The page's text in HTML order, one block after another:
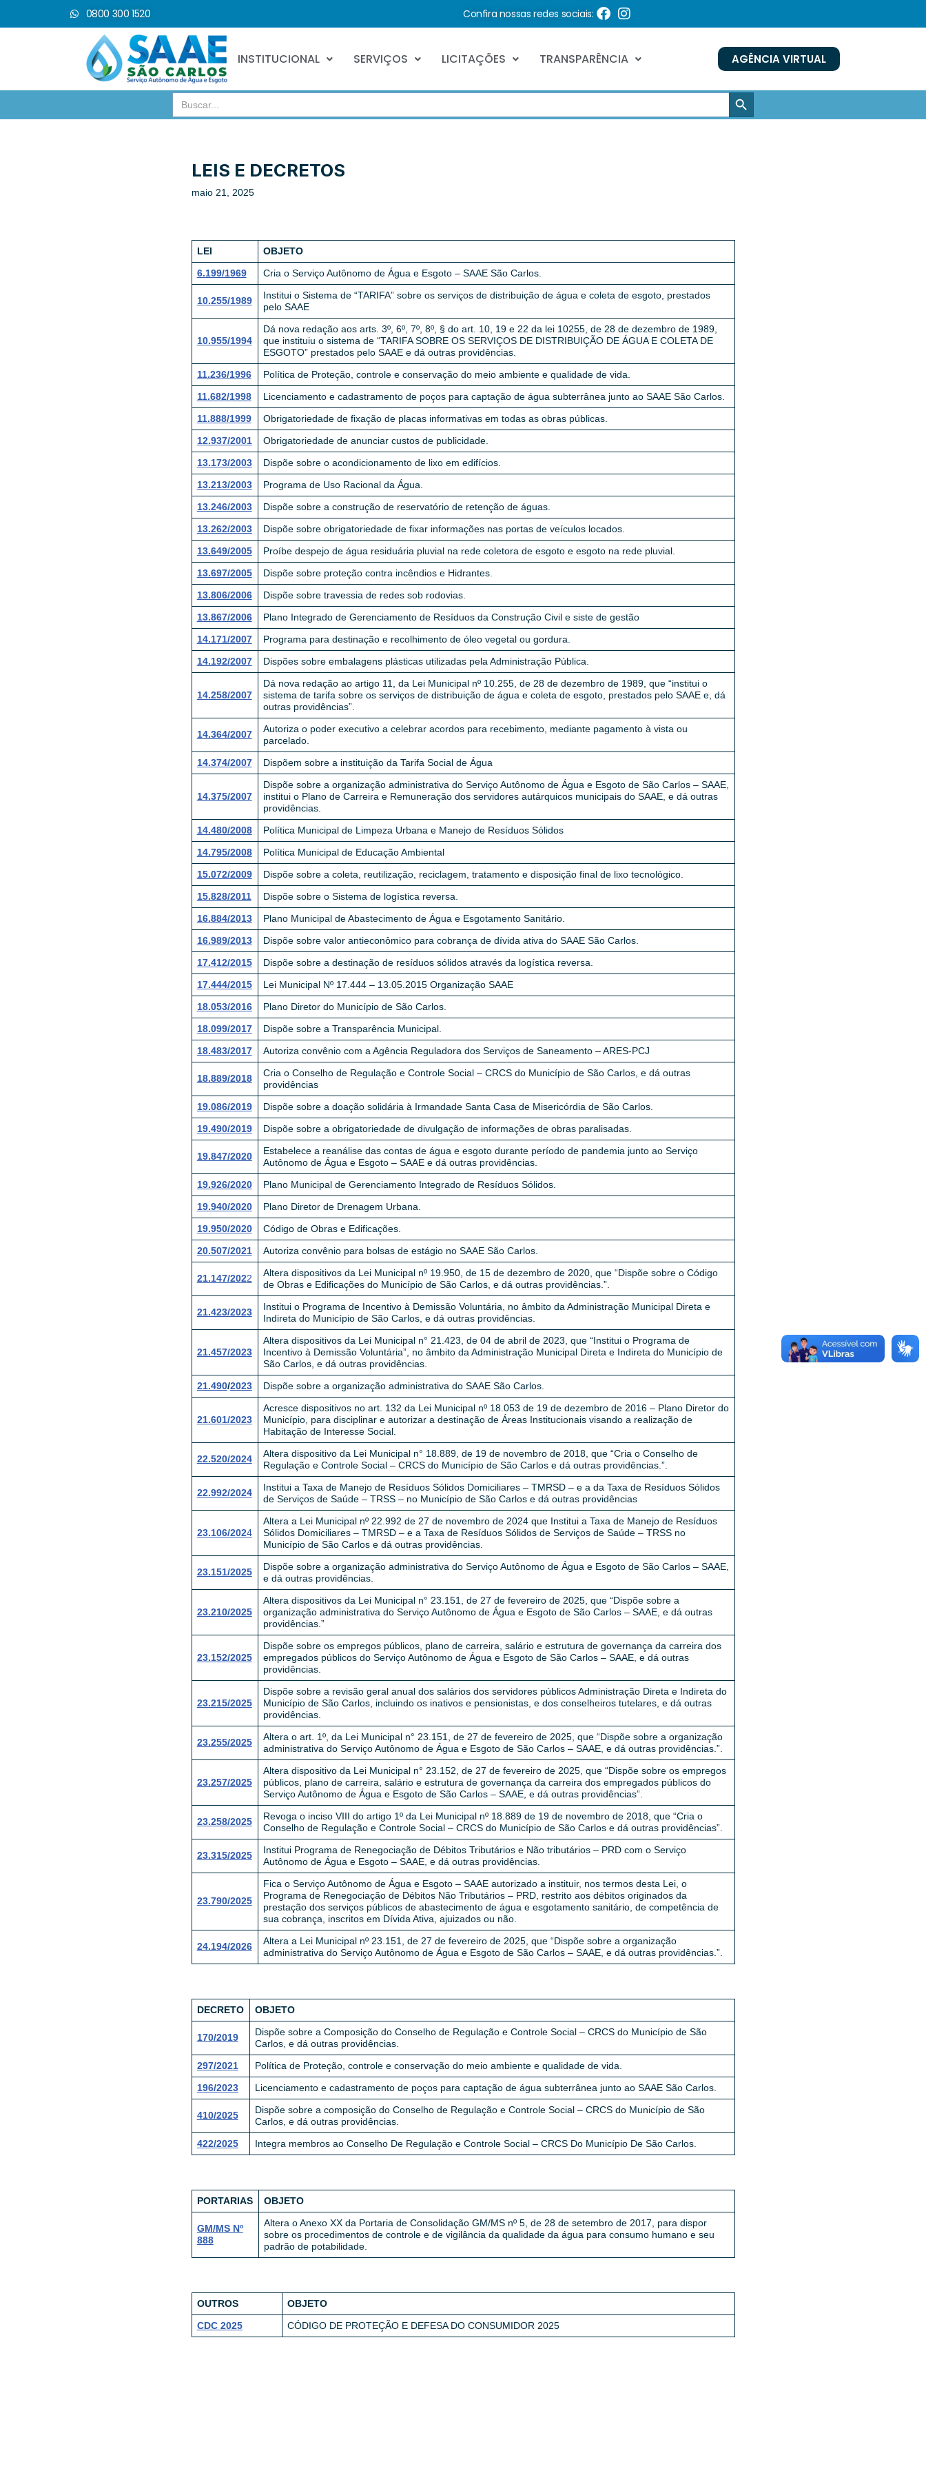
0800 300 1520 Confira nossas redes sociais:
INSTITUCIONAL SERVIÇOS LICITAÇÕES TRANSPARÊNCIA AGÊNCIA VIRTUAL
Search
for:
SEARCH BUTTON
LEIS E DECRETOS
maio 21, 2025
LEI
OBJETO
6.199/1969
Cria o Serviço Autônomo de Água e Esgoto – SAAE São Carlos.
10.255/1989
Institui o Sistema de “TARIFA” sobre os serviços de distribuição de água e coleta de esgoto, prestados
pelo SAAE
10.955/1994
Dá nova redação aos arts. 3º, 6º, 7º, 8º, § do art. 10, 19 e 22 da lei 10255, de 28 de dezembro de 1989,
que instituiu o sistema de “TARIFA SOBRE OS SERVIÇOS DE DISTRIBUIÇÃO DE ÁGUA E COLETA DE
ESGOTO” prestados pelo SAAE e dá outras providências.
11.236/1996
Política de Proteção, controle e conservação do meio ambiente e qualidade de vida.
11.682/1998
Licenciamento e cadastramento de poços para captação de água subterrânea junto ao SAAE São Carlos.
11.888/1999
Obrigatoriedade de fixação de placas informativas em todas as obras públicas.
12.937/2001
Obrigatoriedade de anunciar custos de publicidade.
13.173/2003
Dispõe sobre o acondicionamento de lixo em edifícios.
13.213/2003
Programa de Uso Racional da Água.
13.246/2003
Dispõe sobre a construção de reservatório de retenção de águas.
13.262/2003
Dispõe sobre obrigatoriedade de fixar informações nas portas de veículos locados.
13.649/2005
Proíbe despejo de água residuária pluvial na rede coletora de esgoto e esgoto na rede pluvial.
13.697/2005
Dispõe sobre proteção contra incêndios e Hidrantes.
13.806/2006
Dispõe sobre travessia de redes sob rodovias.
13.867/2006
Plano Integrado de Gerenciamento de Resíduos da Construção Civil e siste de gestão
14.171/2007
Programa para destinação e recolhimento de óleo vegetal ou gordura.
14.192/2007
Dispões sobre embalagens plásticas utilizadas pela Administração Pública.
14.258/2007
Dá nova redação ao artigo 11, da Lei Municipal nº 10.255, de 28 de dezembro de 1989, que “institui o
sistema de tarifa sobre os serviços de distribuição de água e coleta de esgoto, prestados pelo SAAE e, dá
outras providências”.
14.364/2007
Autoriza o poder executivo a celebrar acordos para recebimento, mediante pagamento à vista ou
parcelado.
14.374/2007
Dispõem sobre a instituição da Tarifa Social de Água
14.375/2007
Dispõe sobre a organização administrativa do Serviço Autônomo de Água e Esgoto de São Carlos – SAAE,
institui o Plano de Carreira e Remuneração dos servidores autárquicos municipais do SAAE, e dá outras
providências.
14.480/2008
Política Municipal de Limpeza Urbana e Manejo de Resíduos Sólidos
14.795/2008
Política Municipal de Educação Ambiental
15.072/2009
Dispõe sobre a coleta, reutilização, reciclagem, tratamento e disposição final de lixo tecnológico.
15.828/2011
Dispõe sobre o Sistema de logística reversa.
16.884/2013
Plano Municipal de Abastecimento de Água e Esgotamento Sanitário.
16.989/2013
Dispõe sobre valor antieconômico para cobrança de dívida ativa do SAAE São Carlos.
17.412/2015
Dispõe sobre a destinação de resíduos sólidos através da logística reversa.
17.444/2015
Lei Municipal Nº 17.444 – 13.05.2015 Organização SAAE
18.053/2016
Plano Diretor do Município de São Carlos.
18.099/2017
Dispõe sobre a Transparência Municipal.
18.483/2017
Autoriza convênio com a Agência Reguladora dos Serviços de Saneamento – ARES-PCJ
18.889/2018
Cria o Conselho de Regulação e Controle Social – CRCS do Município de São Carlos, e dá outras
providências
19.086/2019
Dispõe sobre a doação solidária à Irmandade Santa Casa de Misericórdia de São Carlos.
19.490/2019
Dispõe sobre a obrigatoriedade de divulgação de informações de obras paralisadas.
19.847/2020
Estabelece a reanálise das contas de água e esgoto durante período de pandemia junto ao Serviço
Autônomo de Água e Esgoto – SAAE e dá outras providências.
19.926/2020
Plano Municipal de Gerenciamento Integrado de Resíduos Sólidos.
19.940/2020
Plano Diretor de Drenagem Urbana.
19.950/2020
Código de Obras e Edificações.
20.507/2021
Autoriza convênio para bolsas de estágio no SAAE São Carlos.
21.147/2022
Altera dispositivos da Lei Municipal nº 19.950, de 15 de dezembro de 2020, que “Dispõe sobre o Código
de Obras e Edificações do Município de São Carlos, e dá outras providências.”.
21.423/2023
Institui o Programa de Incentivo à Demissão Voluntária, no âmbito da Administração Municipal Direta e
Indireta do Município de São Carlos, e dá outras providências.
21.457/2023
Altera dispositivos da Lei Municipal n° 21.423, de 04 de abril de 2023, que “Institui o Programa de
Incentivo à Demissão Voluntária”, no âmbito da Administração Municipal Direta e Indireta do Município de
São Carlos, e dá outras providências.
21.490/2023 Dispõe sobre a organização administrativa do SAAE São Carlos.
21.601/2023
Acresce dispositivos no art. 132 da Lei Municipal nº 18.053 de 19 de dezembro de 2016 – Plano Diretor do
Município, para disciplinar e autorizar a destinação de Áreas Institucionais visando a realização de
Habitação de Interesse Social.
22.520/2024
Altera dispositivo da Lei Municipal n° 18.889, de 19 de novembro de 2018, que “Cria o Conselho de
Regulação e Controle Social – CRCS do Município de São Carlos e dá outras providências.”.
22.992/2024
Institui a Taxa de Manejo de Resíduos Sólidos Domiciliares – TMRSD – e a da Taxa de Resíduos Sólidos
de Serviços de Saúde – TRSS – no Município de São Carlos e dá outras providências
23.106/2024
Altera a Lei Municipal nº 22.992 de 27 de novembro de 2024 que Institui a Taxa de Manejo de Resíduos
Sólidos Domiciliares – TMRSD – e a Taxa de Resíduos Sólidos de Serviços de Saúde – TRSS no
Município de São Carlos e dá outras providências.
23.151/2025
Dispõe sobre a organização administrativa do Serviço Autônomo de Água e Esgoto de São Carlos – SAAE,
e dá outras providências.
23.210/2025
Altera dispositivos da Lei Municipal n° 23.151, de 27 de fevereiro de 2025, que “Dispõe sobre a
organização administrativa do Serviço Autônomo de Água e Esgoto de São Carlos – SAAE, e dá outras
providências.”
23.152/2025
Dispõe sobre os empregos públicos, plano de carreira, salário e estrutura de governança da carreira dos
empregados públicos do Serviço Autônomo de Água e Esgoto de São Carlos – SAAE, e dá outras
providências.
23.215/2025
Dispõe sobre a revisão geral anual dos salários dos servidores públicos Administração Direta e Indireta do
Município de São Carlos, incluindo os inativos e pensionistas, e dos conselheiros tutelares, e dá outras
providências.
23.255/2025
Altera o art. 1º, da Lei Municipal n° 23.151, de 27 de fevereiro de 2025, que “Dispõe sobre a organização
administrativa do Serviço Autônomo de Água e Esgoto de São Carlos – SAAE, e dá outras providências.”.
23.257/2025
Altera dispositivo da Lei Municipal n° 23.152, de 27 de fevereiro de 2025, que “Dispõe sobre os empregos
públicos, plano de carreira, salário e estrutura de governança da carreira dos empregados públicos do
Serviço Autônomo de Água e Esgoto de São Carlos – SAAE, e dá outras providências”.
23.258/2025
Revoga o inciso VIII do artigo 1º da Lei Municipal nº 18.889 de 19 de novembro de 2018, que “Cria o
Conselho de Regulação e Controle Social – CRCS do Município de São Carlos e dá outras providências”.
23.315/2025
Institui Programa de Renegociação de Débitos Tributários e Não tributários – PRD com o Serviço
Autônomo de Água e Esgoto – SAAE, e dá outras providências.
23.790/2025
Fica o Serviço Autônomo de Água e Esgoto – SAAE autorizado a instituir, nos termos desta Lei, o
Programa de Renegociação de Débitos Não Tributários – PRD, restrito aos débitos originados da
prestação dos serviços públicos de abastecimento de água e esgotamento sanitário, de competência de
sua cobrança, inscritos em Dívida Ativa, ajuizados ou não.
24.194/2026
Altera a Lei Municipal nº 23.151, de 27 de fevereiro de 2025, que “Dispõe sobre a organização
administrativa do Serviço Autônomo de Água e Esgoto de São Carlos – SAAE, e dá outras providências.”.
DECRETO OBJETO
170/2019
Dispõe sobre a Composição do Conselho de Regulação e Controle Social – CRCS do Município de São
Carlos, e dá outras providências.
297/2021
Política de Proteção, controle e conservação do meio ambiente e qualidade de vida.
196/2023
Licenciamento e cadastramento de poços para captação de água subterrânea junto ao SAAE São Carlos.
410/2025
Dispõe sobre a composição do Conselho de Regulação e Controle Social – CRCS do Município de São
Carlos, e dá outras providências.
422/2025
Integra membros ao Conselho De Regulação e Controle Social – CRCS Do Município De São Carlos.
PORTARIAS OBJETO
GM/MS Nº
888
Altera o Anexo XX da Portaria de Consolidação GM/MS nº 5, de 28 de setembro de 2017, para dispor
sobre os procedimentos de controle e de vigilância da qualidade da água para consumo humano e seu
padrão de potabilidade.
OUTROS
OBJETO
CDC 2025
CÓDIGO DE PROTEÇÃO E DEFESA DO CONSUMIDOR 2025